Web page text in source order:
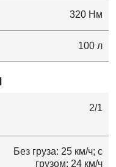
320 Нм
100 л
2/1
Без груза: 25 км/ч; с
грузом: 24 км/ч